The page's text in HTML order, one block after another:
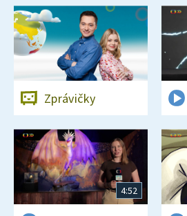
Zprávičky
4:52